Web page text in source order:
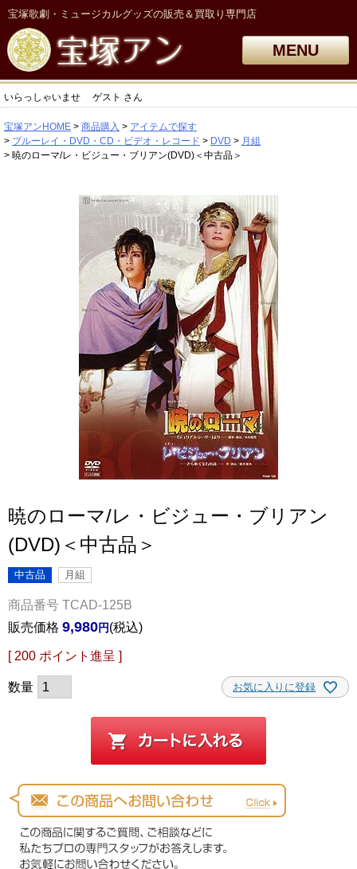
宝塚歌劇・ミュージカルグッズの販売＆買取り専門店
MENU
いらっしゃいませ ゲスト さん
宝塚アンHOME 商品購入
アイテムで探す
ブルーレイ・DVD・CD・ビデオ・レコード
DVD
月組
暁のローマ/レ・ビジュー・ブリアン(DVD)＜中古品＞
暁のローマ/レ・ビジュー・ブリアン
(DVD)＜中古品＞
中古品 月組
商品番号 TCAD-125B
販売価格 9,980 税込
[ 200 ポイント進呈 ]
お気に入りに登録